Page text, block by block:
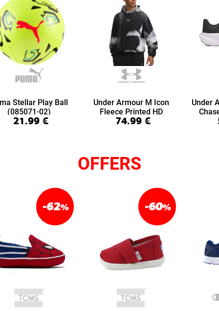
Stellar Play Ball
(085071-02)
21.99 €
Under Armour M Icon
Fleece Printed HD
(6016615-008)
74.99 €
Under
OFFERS
-62% -60%